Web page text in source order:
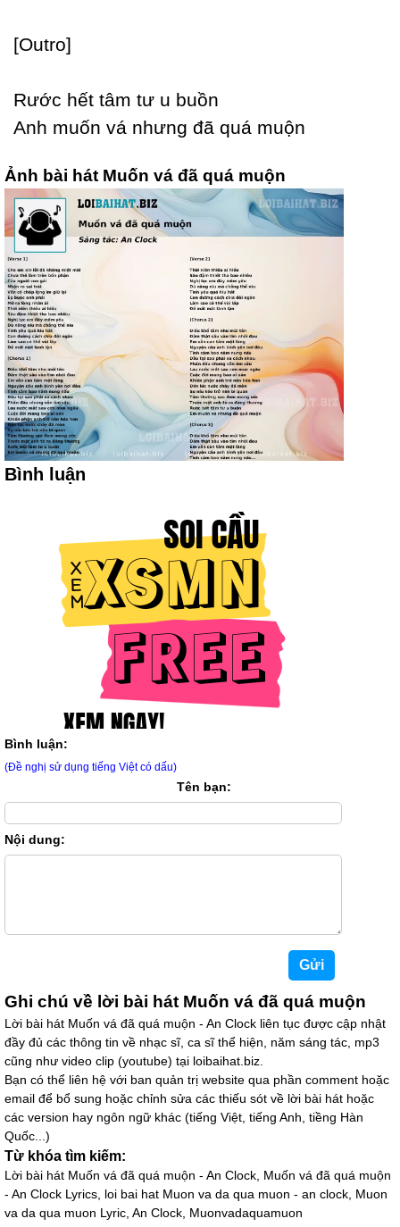
[Outro]
Rước hết tâm tư u buồn
Anh muốn vá nhưng đã quá muộn
Ảnh bài hát Muốn vá đã quá muộn
Bình luận
Bình luận:
(Đề nghị sử dụng tiếng Việt có dấu)
Tên bạn:
Nội dung:
Ghi chú về lời bài hát Muốn vá đã quá muộn
Lời bài hát Muốn vá đã quá muộn - An Clock liên tục được cập nhật
đầy đủ các thông tin về nhạc sĩ, ca sĩ thể hiện, năm sáng tác, mp3
cũng như video clip (youtube) tại loibaihat.biz.
Bạn có thể liên hệ với ban quản trị website qua phần comment hoặc
email để bổ sung hoặc chỉnh sửa các thiếu sót về lời bài hát hoặc
các version hay ngôn ngữ khác (tiếng Việt, tiếng Anh, tiềng Hàn
Quốc...)
Từ khóa tìm kiếm:
Lời bài hát Muốn vá đã quá muộn - An Clock, Muốn vá đã quá muộn
- An Clock Lyrics, loi bai hat Muon va da qua muon - an clock, Muon
va da qua muon Lyric, An Clock, Muonvadaquamuon